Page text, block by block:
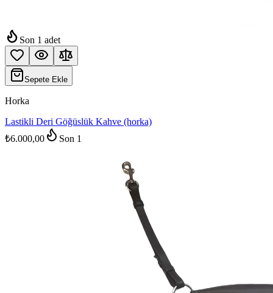
Son 1 adet
Sepete Ekle
Horka
Lastikli Deri Göğüslük Kahve (horka)
₺6.000,00
Son 1